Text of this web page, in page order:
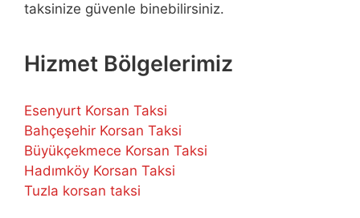
taksinize güvenle binebilirsiniz.
Hizmet Bölgelerimiz
Esenyurt Korsan Taksi
Bahçeşehir Korsan Taksi
Büyükçekmece Korsan Taksi
Hadımköy Korsan Taksi
Tuzla korsan taksi